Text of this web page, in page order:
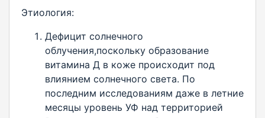
Этиология:
Дефицит солнечного
облучения,поскольку образование
витамина Д в коже происходит под
влиянием солнечного света. По
последним исследованиям даже в летние
месяцы уровень УФ над территорией